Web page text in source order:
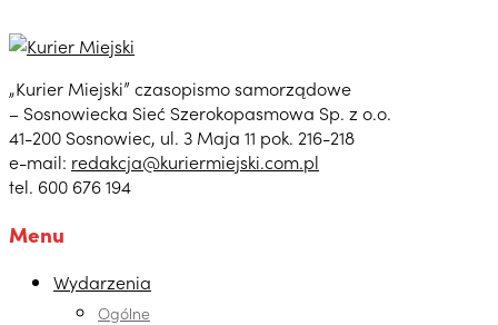
„Kurier Miejski” czasopismo samorządowe
– Sosnowiecka Sieć Szerokopasmowa Sp. z o.o.
41-200 Sosnowiec, ul. 3 Maja 11 pok. 216-218
e-mail: redakcja@kuriermiejski.com.pl
tel. 600 676 194
Menu
Wydarzenia
Ogólne